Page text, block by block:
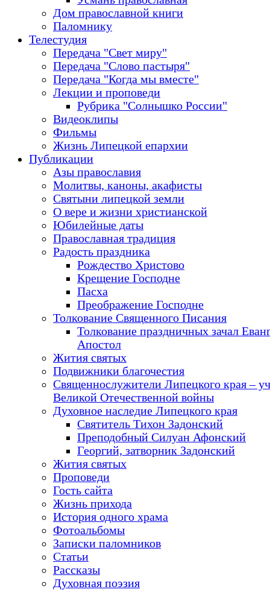
Дом православной книги
Паломнику
Телестудия
Передача "Свет миру"
Передача "Слово пастыря"
Передача "Когда мы вместе"
Лекции и проповеди
Рубрика "Солнышко России"
Видеоклипы
Фильмы
Жизнь Липецкой епархии
Публикации
Азы православия
Молитвы, каноны, акафисты
Святыни липецкой земли
О вере и жизни христианской
Юбилейные даты
Православная традиция
Радость праздника
Рождество Христово
Крещение Господне
Пасха
Преображение Господне
Толкование Священного Писания
Толкование праздничных зачал
Апостол
Жития святых
Подвижники благочестия
Священнослужители Липецкого края –
Великой Отечественной войны
Духовное наследие Липецкого края
Святитель Тихон Задонский
Преподобный Силуан Афонский
Георгий, затворник Задонский
Жития святых
Проповеди
Гость сайта
Жизнь прихода
История одного храма
Фотоальбомы
Записки паломников
Статьи
Рассказы
Духовная поэзия